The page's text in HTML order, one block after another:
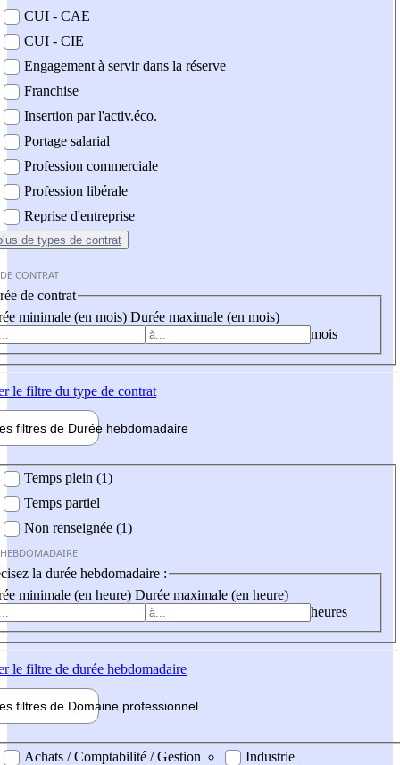
CUI - CAE
CUI - CIE
Engagement à servir dans la réserve
Franchise
Insertion par l'activ.éco.
Portage salarial
Profession commerciale
Profession libérale
Reprise d'entreprise
de types de contrat
CONTRAT
de contrat
minimale (en mois) Durée maximale (en mois)
mois
le filtre du type de contrat
filtres de Durée hebdomadaire
Temps plein (1)
Temps partiel
Non renseignée (1)
la durée hebdomadaire :
minimale (en heure) Durée maximale (en heure)
heures
le filtre de durée hebdomadaire
filtres de Domaine professionnel
professionel
Achats / Comptabilité / Gestion
Industrie